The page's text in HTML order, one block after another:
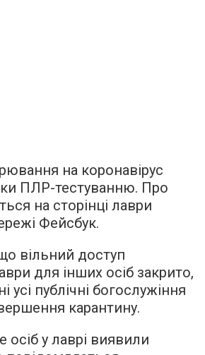
на коронавірус
ПЛР-тестуванню. Про
на сторінці лаври
Фейсбук.
вільний доступ
для інших осіб закрито,
усі публічні богослужіння
карантину.
осіб у лаврі виявили